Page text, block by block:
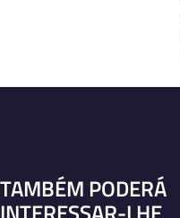
TAMBÉM PODERÁ